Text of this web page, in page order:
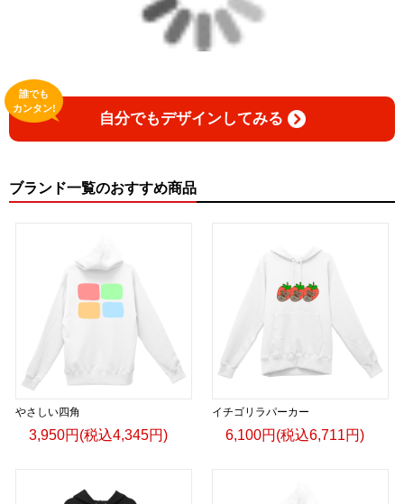
自分でもデザインしてみる
誰でも
カンタン!
ブランド一覧のおすすめ商品
やさしい四角
3,950円(税込4,345円)
イチゴリラパーカー
6,100円(税込6,711円)